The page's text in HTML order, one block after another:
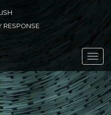
RESPONSE